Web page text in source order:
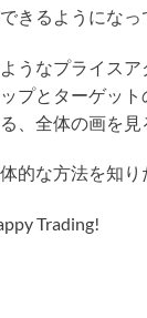
きるようになっ
うなプライス
プとターゲッ
、全体の画を見
的な方法を知り
Trading!